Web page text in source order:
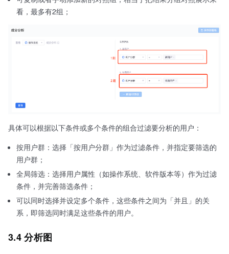
看，最多有2组；
具体可以根据以下条件或多个条件的组合过滤要分析的用户：
按用户群：选择「按用户分群」作为过滤条件，并指定要筛选的
用户群；
全局筛选：选择用户属性（如操作系统、软件版本等）作为过滤
条件，并完善筛选条件；
可以同时选择并设定多个条件，这些条件之间为「并且」的关
系，即筛选同时满足这些条件的用户。
3.4 分析图